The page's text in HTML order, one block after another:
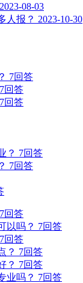
2023-08-03
人报？ 2023-10-30
7回答
7回答
7回答
？ 7回答
7回答
7回答
以吗？ 7回答
7回答
？ 7回答
？ 7回答
业吗？ 7回答